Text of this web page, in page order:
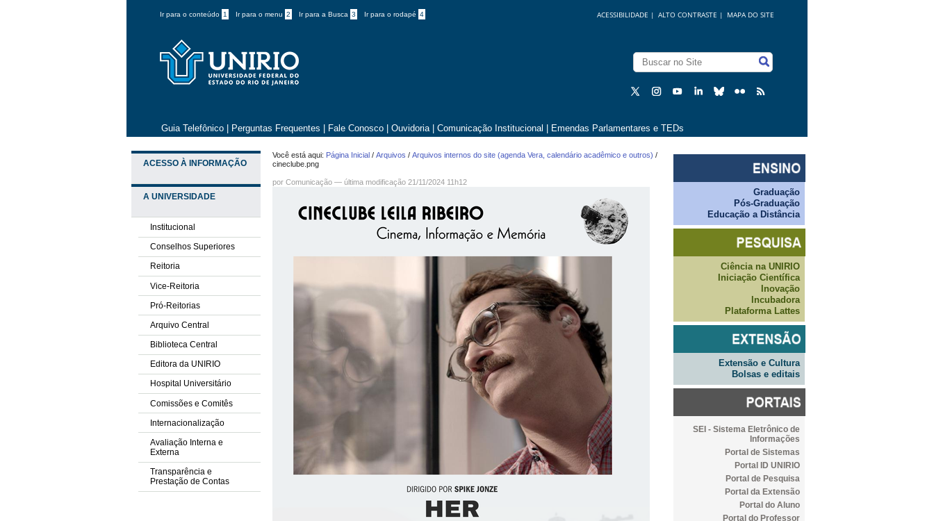
Ir para o conteúdo 1 Ir para o menu 2 Ir para a Busca 3 Ir para o rodapé 4 MAPA DO SITE
ALTO CONTRASTE |
ACESSIBILIDADE |
Guia Telefônico Perguntas Frequentes Fale Conosco Ouvidoria Comunicação Institucional Emendas Parlamentares e TEDs
ACESSO À INFORMAÇÃO
A UNIVERSIDADE
Institucional
Conselhos Superiores
Reitoria
Vice-Reitoria
Pró-Reitorias
Arquivo Central
Biblioteca Central
Editora da UNIRIO
Hospital Universitário
Comissões e Comitês
Internacionalização
Avaliação Interna e
Externa
Transparência e
Prestação de Contas
Você está aqui: Página Inicial /Arquivos /Arquivos internos do site (agenda Vera, calendário acadêmico e outros) /
cineclube.png
porComunicação —última modificação 21/11/2024 11h12
Graduação
Pós-Graduação
Educação a Distância
Ciência na UNIRIO
Iniciação Científica
Inovação
Incubadora
Plataforma Lattes
Extensão e Cultura
Bolsas e editais
SEI - Sistema Eletrônico de
Informações
Portal de Sistemas
Portal ID UNIRIO
Portal de Pesquisa
Portal da Extensão
Portal do Aluno
Portal do Professor